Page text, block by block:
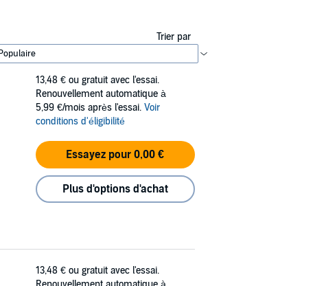
Trier par
13,48 € ou gratuit avec l'essai.
Renouvellement automatique à
5,99 €/mois après l'essai. Voir
conditions d'éligibilité
Essayez pour 0,00 €
Plus d'options d'achat
13,48 € ou gratuit avec l'essai.